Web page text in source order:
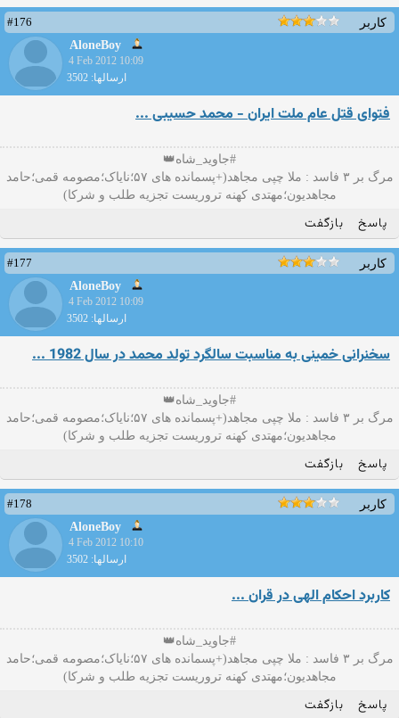
کاربر
#176
AloneBoy
4 Feb 2012 10:09
ارسالها: 3502
فتوای قتل عام ملت ایران - محمد حسیبی ...
#جاوید_شاه👑
مرگ بر ۳ فاسد : ملا چپی مجاهد(+پسمانده های ۵۷؛نایاک؛مصومه قمی؛حامد
مجاهدیون؛مهتدی کهنه تروریست تجزیه طلب و شرکا)
پاسخ بازگفت
کاربر
#177
AloneBoy
4 Feb 2012 10:09
ارسالها: 3502
سخنرانی خمینی به مناسبت سالگرد تولد محمد در سال 1982‏ ...
#جاوید_شاه👑
مرگ بر ۳ فاسد : ملا چپی مجاهد(+پسمانده های ۵۷؛نایاک؛مصومه قمی؛حامد
مجاهدیون؛مهتدی کهنه تروریست تجزیه طلب و شرکا)
پاسخ بازگفت
کاربر
#178
AloneBoy
4 Feb 2012 10:10
ارسالها: 3502
کاربرد احکام الهی در قران ...
#جاوید_شاه👑
مرگ بر ۳ فاسد : ملا چپی مجاهد(+پسمانده های ۵۷؛نایاک؛مصومه قمی؛حامد
مجاهدیون؛مهتدی کهنه تروریست تجزیه طلب و شرکا)
پاسخ بازگفت